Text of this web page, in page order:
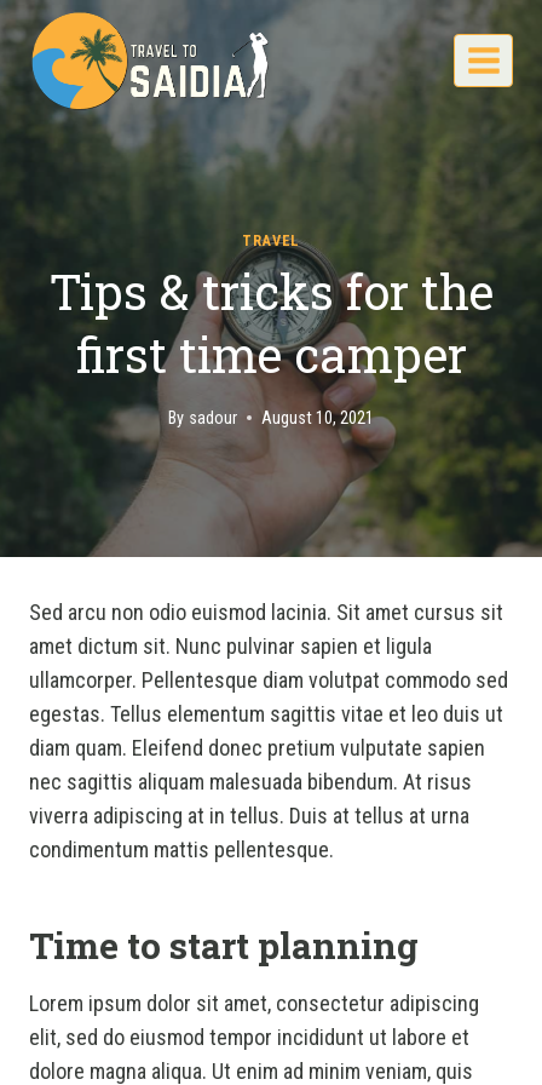
Skip
to
content
TRAVEL
Tips & tricks for the
first time camper
By sadour August 10, 2021
Sed arcu non odio euismod lacinia. Sit amet cursus sit
amet dictum sit. Nunc pulvinar sapien et ligula
ullamcorper. Pellentesque diam volutpat commodo sed
egestas. Tellus elementum sagittis vitae et leo duis ut
diam quam. Eleifend donec pretium vulputate sapien
nec sagittis aliquam malesuada bibendum. At risus
viverra adipiscing at in tellus. Duis at tellus at urna
condimentum mattis pellentesque.
Time to start planning
Lorem ipsum dolor sit amet, consectetur adipiscing
elit, sed do eiusmod tempor incididunt ut labore et
dolore magna aliqua. Ut enim ad minim veniam, quis